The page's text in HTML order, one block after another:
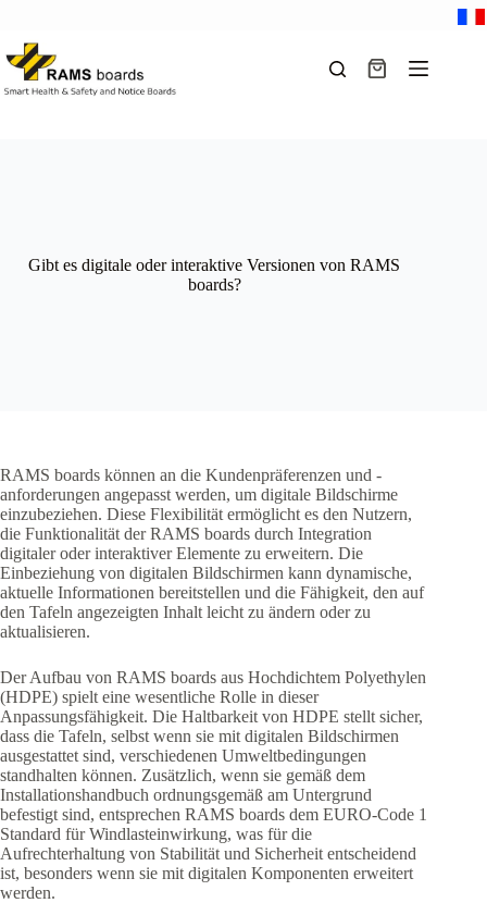
springen
Warenkorb
Gibt es digitale oder interaktive Versionen von RAMS
boards?
RAMS boards können an die Kundenpräferenzen und -
anforderungen angepasst werden, um digitale Bildschirme
einzubeziehen. Diese Flexibilität ermöglicht es den Nutzern,
die Funktionalität der RAMS boards durch Integration
digitaler oder interaktiver Elemente zu erweitern. Die
Einbeziehung von digitalen Bildschirmen kann dynamische,
aktuelle Informationen bereitstellen und die Fähigkeit, den auf
den Tafeln angezeigten Inhalt leicht zu ändern oder zu
aktualisieren.
Der Aufbau von RAMS boards aus Hochdichtem Polyethylen
(HDPE) spielt eine wesentliche Rolle in dieser
Anpassungsfähigkeit. Die Haltbarkeit von HDPE stellt sicher,
dass die Tafeln, selbst wenn sie mit digitalen Bildschirmen
ausgestattet sind, verschiedenen Umweltbedingungen
standhalten können. Zusätzlich, wenn sie gemäß dem
Installationshandbuch ordnungsgemäß am Untergrund
befestigt sind, entsprechen RAMS boards dem EURO-Code 1
Standard für Windlasteinwirkung, was für die
Aufrechterhaltung von Stabilität und Sicherheit entscheidend
ist, besonders wenn sie mit digitalen Komponenten erweitert
werden.